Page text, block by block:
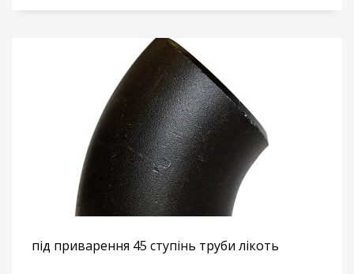
під приварення 45 ступінь труби лікоть